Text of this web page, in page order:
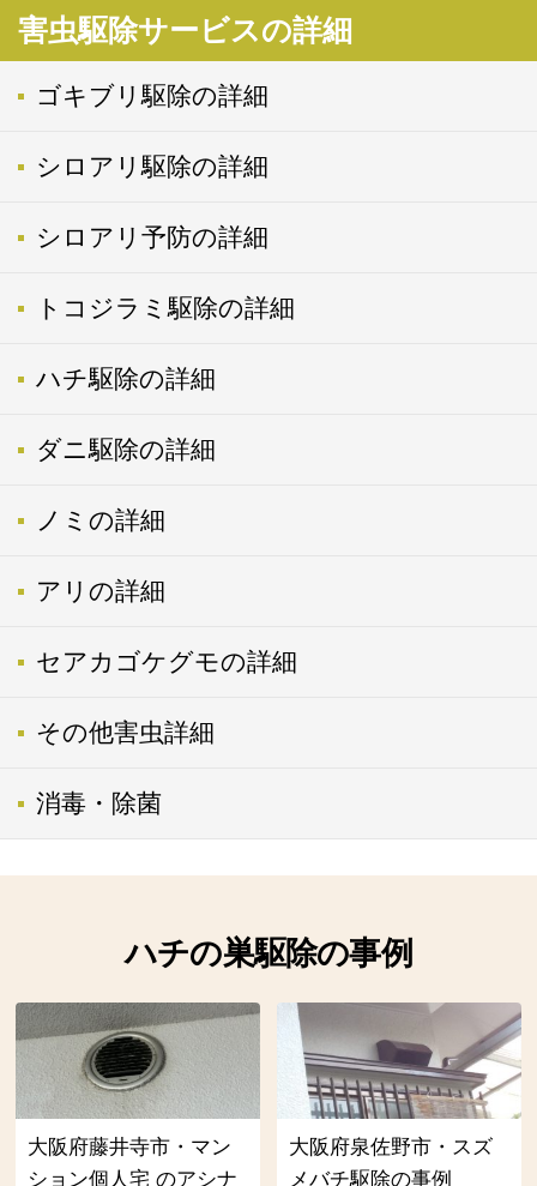
害虫駆除サービスの詳細
ゴキブリ駆除の詳細
シロアリ駆除の詳細
シロアリ予防の詳細
トコジラミ駆除の詳細
ハチ駆除の詳細
ダニ駆除の詳細
ノミの詳細
アリの詳細
セアカゴケグモの詳細
その他害虫詳細
消毒・除菌
ハチの巣駆除の事例
大阪府藤井寺市・マン
ション個人宅 のアシナ
大阪府泉佐野市・スズ
メバチ駆除の事例